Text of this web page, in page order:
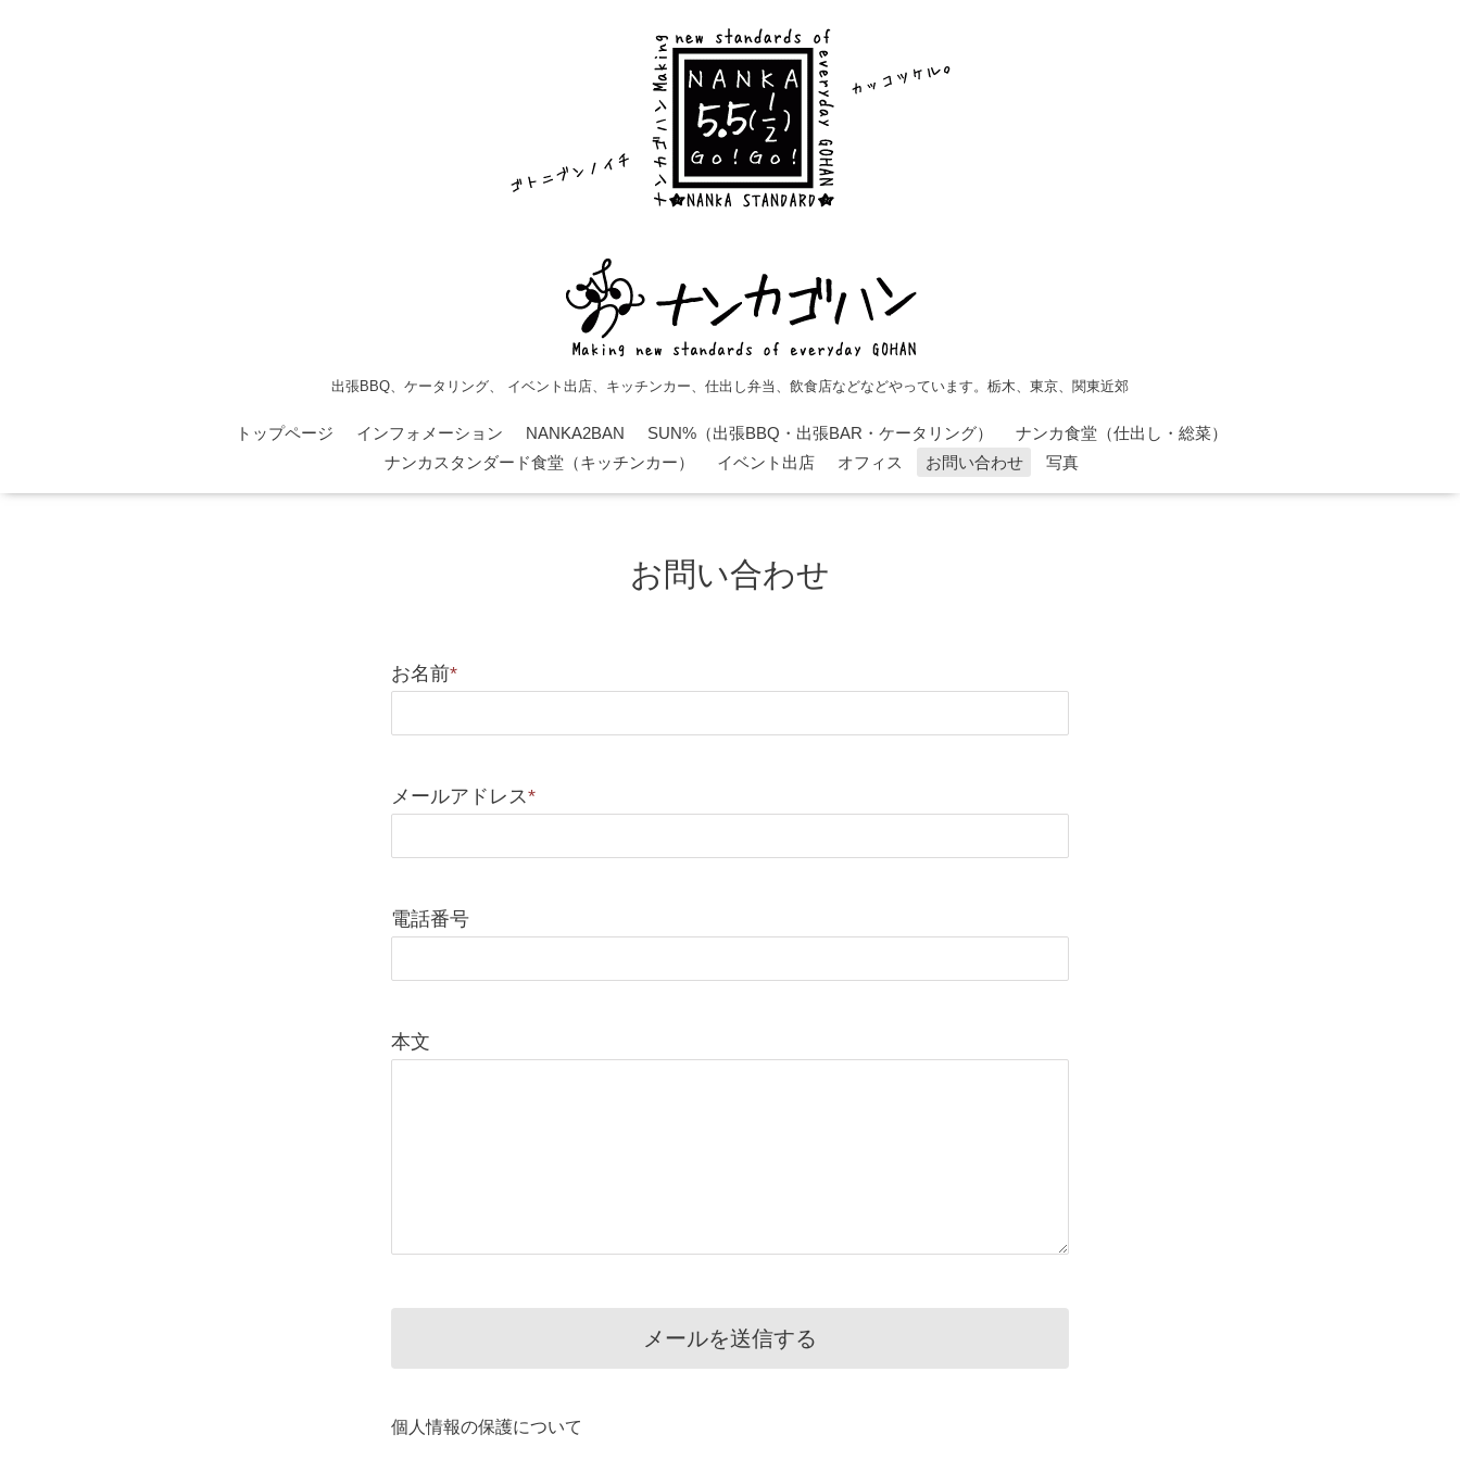
出張BBQ、ケータリング、 イベント出店、キッチンカー、仕出し弁当、飲食店などなどやっています。栃木、東京、関東近郊
トップページ インフォメーション NANKA2BAN SUN%（出張BBQ・出張BAR・ケータリング）
ナンカ食堂（仕出し・総菜）
ナンカスタンダード食堂（キッチンカー）
イベント出店 オフィス お問い合わせ 写真
お問い合わせ
お名前*
メールアドレス*
電話番号
本文
個人情報の保護について